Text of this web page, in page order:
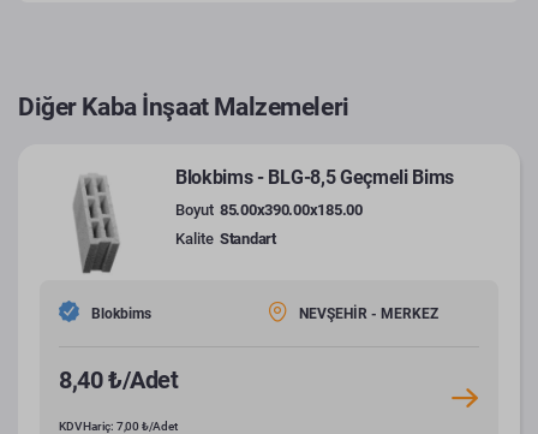
Diğer Kaba İnşaat Malzemeleri
Blokbims - BLG-8,5 Geçmeli Bims
Boyut 85.00x390.00x185.00
Kalite Standart
Blokbims NEVŞEHİR - MERKEZ
8,40 ₺/Adet
KDV Hariç: 7,00 ₺/Adet